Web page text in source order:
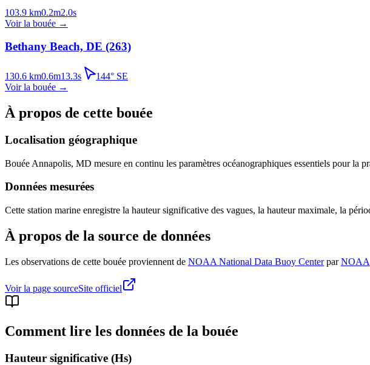
103.9 km0.2m2.0s
Voir la bouée →
Bethany Beach, DE (263)
130.6 km0.6m13.3s 144° SE
Voir la bouée →
À propos de cette bouée
Localisation géographique
Bouée Annapolis, MD mesure en continu les paramètres océanographiques essentiels pour la
Données mesurées
Cette station marine enregistre la hauteur significative des vagues, la hauteur maximale, la
À propos de la source de données
Les observations de cette bouée proviennent de NOAA National Data Buoy Center par NOAA
Voir la page sourceSite officiel
Comment lire les données de la bouée
Hauteur significative (Hs)